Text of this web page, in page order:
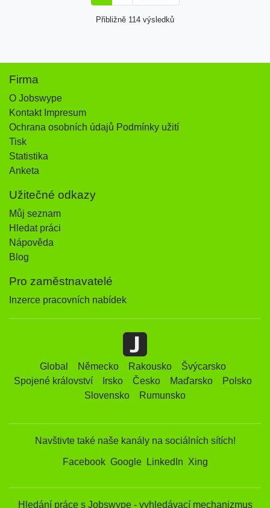
Přibližně 114 výsledků
Firma
O Jobswype
Kontakt Impresum
Ochrana osobních údajů Podmínky užití
Tisk
Statistika
Anketa
Užitečné odkazy
Můj seznam
Hledat práci
Nápověda
Blog
Pro zaměstnavatelé
Inzerce pracovních nabídek
Global Německo Rakousko
Švýcarsko
Spojené království
Irsko Česko Maďarsko
Polsko
Slovensko
Rumunsko
Navštivte také naše kanály na sociálních sítích!
Facebook Google LinkedIn Xing
Hledání práce s Jobswype - vyhledávací mechanizmus